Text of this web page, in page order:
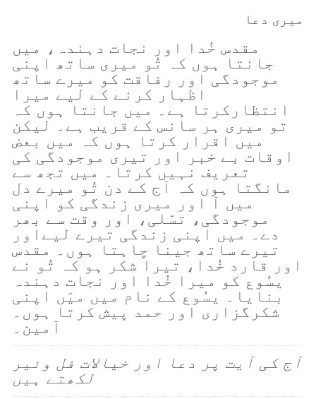
میری دعا
مقدس خُدا اور نجات دہندہ، میں
جانتا ہوں کہ تُو میری ساتھ اپنی
موجودگی اور رفاقت کو میرے ساتھ
اظہار کرنے کے لیے میرا
انتظارکرتا ہے۔ میں جانتا ہوں کہ
تو میری ہر سانس کے قریب ہے۔ لیکن
میں اقرار کرتا ہوں کہ میں بعض
اوقات بے خبر اور تیری موجودگی کی
تعریف نہیں کرتا۔ میں تجھ سے
مانگتا ہوں کہ آج کے دن تُو میرے دل
میں آ اور میری زندگی کو اپنی
موجودگی، تسّلی، اور وقت سے بھر
دے۔ میں اپنی زندگی تیرے لیےاور
تیرے ساتھ جینا چاہتا ہوں۔ مقدس
اور قارد خُدا، تیرا شکر ہو کہ تُو نے
یسُوع کو میرا خُدا اور نجات دہندہ
بنایا۔ یسُوع کے نام میں میَں اپنی
شکرگزاری اور حمد پیش کرتا ہوں۔
آمین۔
آج کی آیت پر دعا اور خیالات فل وئیر
لکھتے ہیں